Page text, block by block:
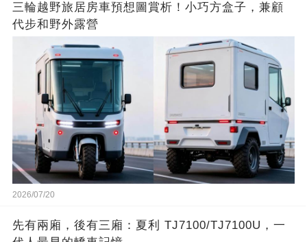
三輪越野旅居房車預想圖賞析！小巧方盒子，兼顧
代步和野外露營
2026/07/20
先有兩廂，後有三廂：夏利 TJ7100/TJ7100U，一